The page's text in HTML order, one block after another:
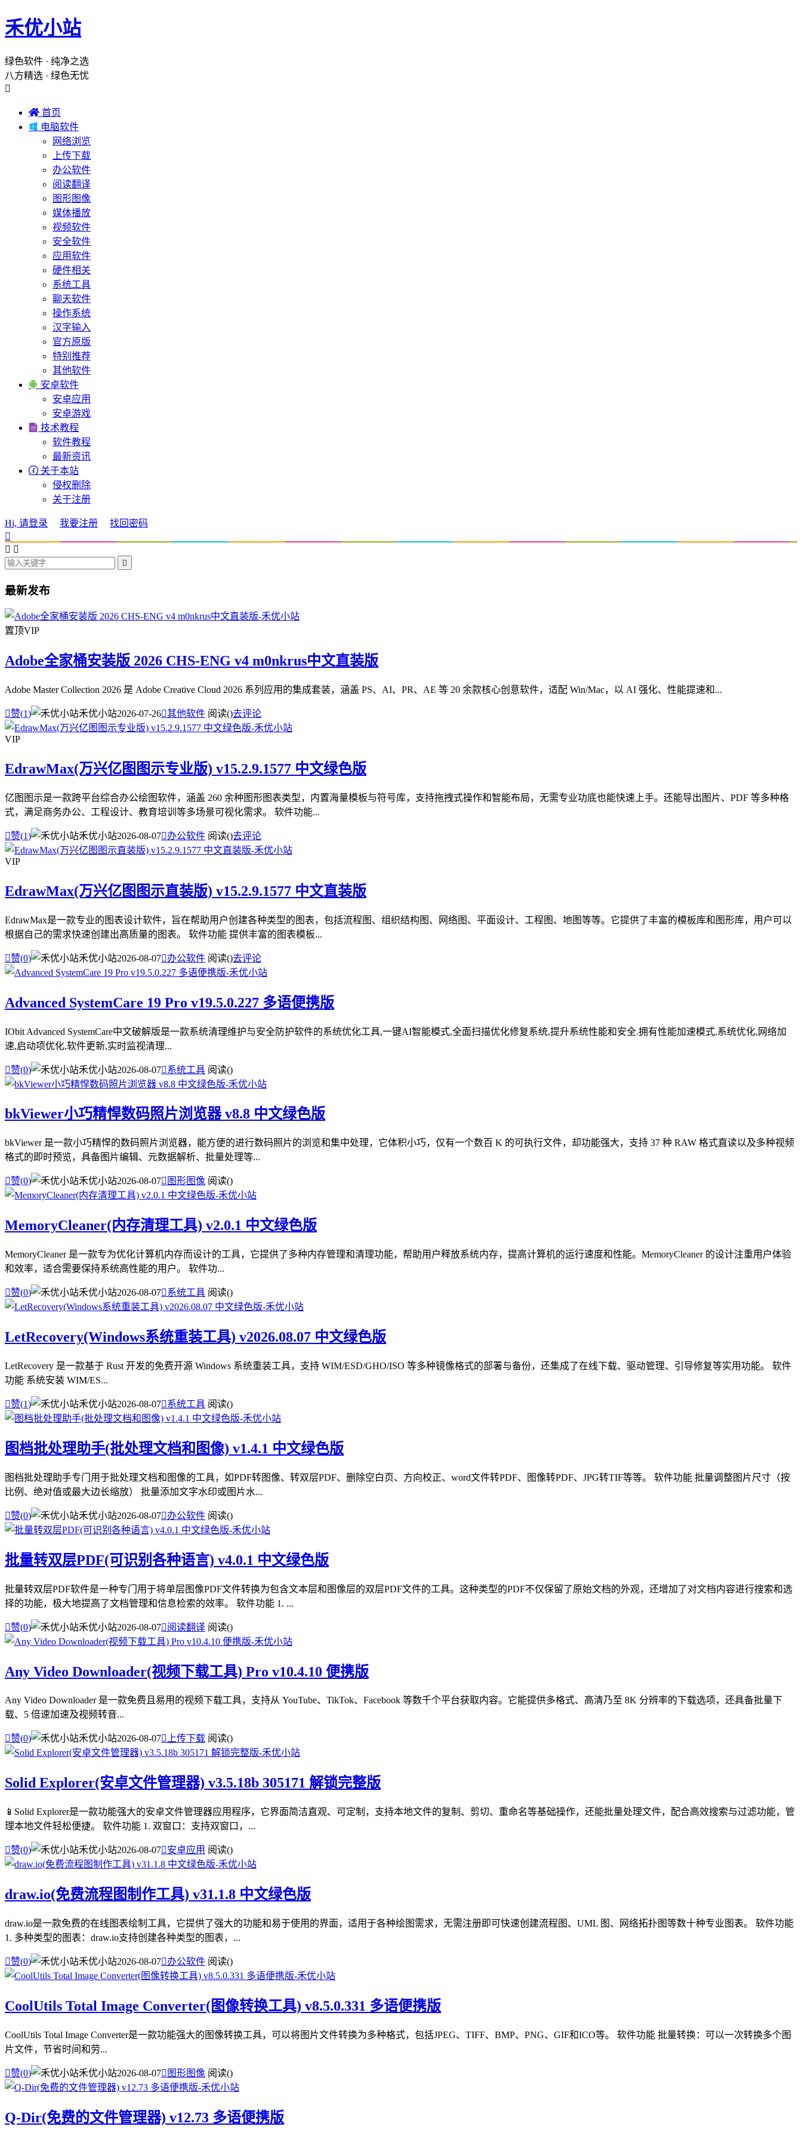
禾优小站
绿色软件 · 纯净之选
八方精选 · 绿色无忧

 首页
 电脑软件
网络浏览
上传下载
办公软件
阅读翻译
图形图像
媒体播放
视频软件
安全软件
应用软件
硬件相关
系统工具
聊天软件
操作系统
汉字输入
官方原版
特别推荐
其他软件
 安卓软件
安卓应用
安卓游戏
 技术教程
软件教程
最新资讯
 关于本站
侵权删除
关于注册
Hi, 请登录 我要注册
找回密码

 

最新发布
置顶VIP
Adobe全家桶安装版 2026 CHS-ENG v4 m0nkrus中文直装版
Adobe Master Collection 2026 是 Adobe Creative Cloud 2026 系列应用的集成套装，涵盖 PS、AI、PR、AE 等 20 余款核心创意软件，适配 Win/Mac，以 AI 强化、性能提速和...
赞(1) 禾优小站2026-07-26其他软件 阅读()去评论
VIP
EdrawMax(万兴亿图图示专业版) v15.2.9.1577 中文绿色版
亿图图示是一款跨平台综合办公绘图软件，涵盖 260 余种图形图表类型，内置海量模板与符号库，支持拖拽式操作和智能布局，无需专业功底也能快速上手。还能导出图片、PDF 等多种格
式，满足商务办公、工程设计、教育培训等多场景可视化需求。 软件功能...
赞(1) 禾优小站2026-08-07办公软件 阅读()去评论
VIP
EdrawMax(万兴亿图图示直装版) v15.2.9.1577 中文直装版
EdrawMax是一款专业的图表设计软件，旨在帮助用户创建各种类型的图表，包括流程图、组织结构图、网络图、平面设计、工程图、地图等等。它提供了丰富的模板库和图形库，用户可以
根据自己的需求快速创建出高质量的图表。 软件功能 提供丰富的图表模板...
赞(0) 禾优小站2026-08-07办公软件 阅读()去评论
Advanced SystemCare 19 Pro v19.5.0.227 多语便携版
IObit Advanced SystemCare中文破解版是一款系统清理维护与安全防护软件的系统优化工具,一键AI智能模式,全面扫描优化修复系统,提升系统性能和安全.拥有性能加速模式,系统优化,网络加
速,启动项优化,软件更新,实时监视清理...
赞(0) 禾优小站2026-08-07系统工具 阅读()
bkViewer小巧精悍数码照片浏览器 v8.8 中文绿色版
bkViewer 是一款小巧精悍的数码照片浏览器，能方便的进行数码照片的浏览和集中处理，它体积小巧，仅有一个数百 K 的可执行文件，却功能强大，支持 37 种 RAW 格式直读以及多种视频
格式的即时预览，具备图片编辑、元数据解析、批量处理等...
赞(0) 禾优小站2026-08-07 图形图像 阅读()
MemoryCleaner(内存清理工具) v2.0.1 中文绿色版
MemoryCleaner 是一款专为优化计算机内存而设计的工具，它提供了多种内存管理和清理功能，帮助用户释放系统内存，提高计算机的运行速度和性能。MemoryCleaner 的设计注重用户体验
和效率，适合需要保持系统高性能的用户。 软件功...
赞(0) 禾优小站2026-08-07系统工具 阅读()
LetRecovery(Windows系统重装工具) v2026.08.07 中文绿色版
LetRecovery 是一款基于 Rust 开发的免费开源 Windows 系统重装工具，支持 WIM/ESD/GHO/ISO 等多种镜像格式的部署与备份，还集成了在线下载、驱动管理、引导修复等实用功能。 软件
功能 系统安装 WIM/ES...
赞(1) 禾优小站2026-08-07系统工具 阅读()
图档批处理助手(批处理文档和图像) v1.4.1 中文绿色版
图档批处理助手专门用于批处理文档和图像的工具，如PDF转图像、转双层PDF、删除空白页、方向校正、word文件转PDF、图像转PDF、JPG转TIF等等。 软件功能 批量调整图片尺寸（按
比例、绝对值或最大边长缩放） 批量添加文字水印或图片水...
赞(0) 禾优小站2026-08-07办公软件 阅读()
批量转双层PDF(可识别各种语言) v4.0.1 中文绿色版
批量转双层PDF软件是一种专门用于将单层图像PDF文件转换为包含文本层和图像层的双层PDF文件的工具。这种类型的PDF不仅保留了原始文档的外观，还增加了对文档内容进行搜索和选
择的功能，极大地提高了文档管理和信息检索的效率。 软件功能 1. ...
赞(0) 禾优小站2026-08-07阅读翻译 阅读()
Any Video Downloader(视频下载工具) Pro v10.4.10 便携版
Any Video Downloader 是一款免费且易用的视频下载工具，支持从 YouTube、TikTok、Facebook 等数千个平台获取内容。它能提供多格式、高清乃至 8K 分辨率的下载选项，还具备批量下
载、5 倍速加速及视频转音...
赞(0) 禾优小站2026-08-07上传下载 阅读()
Solid Explorer(安卓文件管理器) v3.5.18b 305171 解锁完整版
📱Solid Explorer是一款功能强大的安卓文件管理器应用程序，它界面简洁直观、可定制，支持本地文件的复制、剪切、重命名等基础操作，还能批量处理文件，配合高效搜索与过滤功能，管
理本地文件轻松便捷。 软件功能 1. 双窗口：支持双窗口，...
赞(0) 禾优小站2026-08-07安卓应用 阅读()
draw.io(免费流程图制作工具) v31.1.8 中文绿色版
draw.io是一款免费的在线图表绘制工具，它提供了强大的功能和易于使用的界面，适用于各种绘图需求，无需注册即可快速创建流程图、UML 图、网络拓扑图等数十种专业图表。 软件功能
1. 多种类型的图表：draw.io支持创建各种类型的图表，...
赞(0) 禾优小站2026-08-07办公软件 阅读()
CoolUtils Total Image Converter(图像转换工具) v8.5.0.331 多语便携版
CoolUtils Total Image Converter是一款功能强大的图像转换工具，可以将图片文件转换为多种格式，包括JPEG、TIFF、BMP、PNG、GIF和ICO等。 软件功能 批量转换：可以一次转换多个图
片文件，节省时间和劳...
赞(0) 禾优小站2026-08-07 图形图像 阅读()
Q-Dir(免费的文件管理器) v12.73 多语便携版